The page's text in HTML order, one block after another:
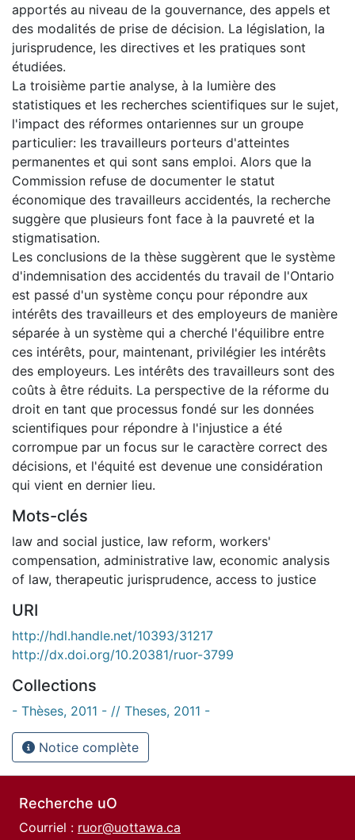
apportés au niveau de la gouvernance, des appels et
des modalités de prise de décision. La législation, la
jurisprudence, les directives et les pratiques sont
étudiées.
La troisième partie analyse, à la lumière des
statistiques et les recherches scientifiques sur le sujet,
l'impact des réformes ontariennes sur un groupe
particulier: les travailleurs porteurs d'atteintes
permanentes et qui sont sans emploi. Alors que la
Commission refuse de documenter le statut
économique des travailleurs accidentés, la recherche
suggère que plusieurs font face à la pauvreté et la
stigmatisation.
Les conclusions de la thèse suggèrent que le système
d'indemnisation des accidentés du travail de l'Ontario
est passé d'un système conçu pour répondre aux
intérêts des travailleurs et des employeurs de manière
séparée à un système qui a cherché l'équilibre entre
ces intérêts, pour, maintenant, privilégier les intérêts
des employeurs. Les intérêts des travailleurs sont des
coûts à être réduits. La perspective de la réforme du
droit en tant que processus fondé sur les données
scientifiques pour répondre à l'injustice a été
corrompue par un focus sur le caractère correct des
décisions, et l'équité est devenue une considération
qui vient en dernier lieu.
Mots-clés
law and social justice, law reform, workers'
compensation, administrative law, economic analysis
of law, therapeutic jurisprudence, access to justice
URI
http://hdl.handle.net/10393/31217
http://dx.doi.org/10.20381/ruor-3799
Collections
- Thèses, 2011 - // Theses, 2011 -
Notice complète
Recherche uO
Courriel : ruor@uottawa.ca